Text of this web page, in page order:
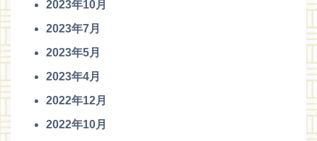
2023年10月
2023年7月
2023年5月
2023年4月
2022年12月
2022年10月